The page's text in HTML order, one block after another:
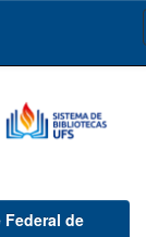
de